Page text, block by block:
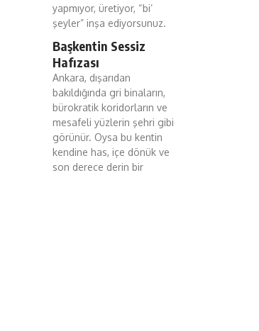
yapmıyor, üretiyor, “bi’
şeyler” inşa ediyorsunuz.
Başkentin Sessiz
Hafızası
Ankara, dışarıdan
bakıldığında gri binaların,
bürokratik koridorların ve
mesafeli yüzlerin şehri gibi
görünür. Oysa bu kentin
kendine has, içe dönük ve
son derece derin bir